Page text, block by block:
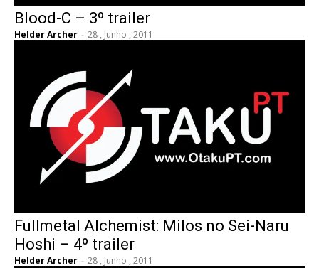
Blood-C – 3º trailer
Helder Archer - 28 , Junho , 2011
Fullmetal Alchemist: Milos no Sei-Naru
Hoshi – 4º trailer
Helder Archer - 28 , Junho , 2011